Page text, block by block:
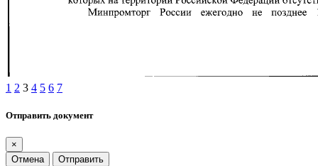
1 2 3 4 5 6 7
Отправить документ
×
Отмена
Отправить